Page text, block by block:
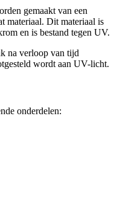
gemaakt van een
materiaal. Dit materiaal is
en is bestand tegen UV.
na verloop van tijd
wordt aan UV-licht.
onderdelen: